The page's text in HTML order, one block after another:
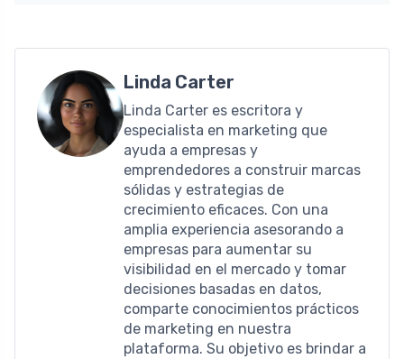
Linda Carter
Linda Carter es escritora y
especialista en marketing que
ayuda a empresas y
emprendedores a construir marcas
sólidas y estrategias de
crecimiento eficaces. Con una
amplia experiencia asesorando a
empresas para aumentar su
visibilidad en el mercado y tomar
decisiones basadas en datos,
comparte conocimientos prácticos
de marketing en nuestra
plataforma. Su objetivo es brindar a